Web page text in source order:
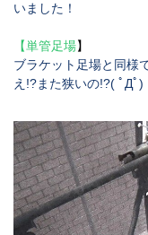
いました！
【単管足場】
ブラケット足場と同様
え !?また狭いの!?( ﾟДﾟ)